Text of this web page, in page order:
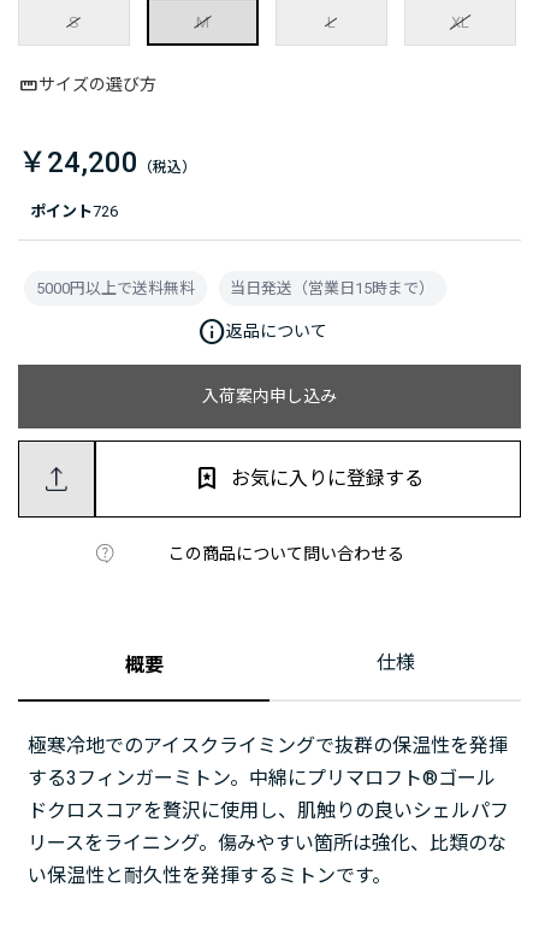
ポイント726
S M L XL
サイズの選び方
￥24,200
入荷案内申し込み
この商品について問い合わせる
お気に入りに登録する
5000円以上で送料無料 当日発送（営業日15時まで）
info返品について
概要 仕様
極寒冷地でのアイスクライミングで抜群の保温性を発揮
する3フィンガーミトン。中綿にプリマロフト®ゴール
ドクロスコアを贅沢に使用し、肌触りの良いシェルパフ
リースをライニング。傷みやすい箇所は強化、比類のな
い保温性と耐久性を発揮するミトンです。